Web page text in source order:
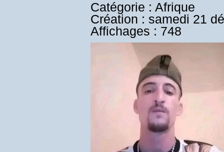
Catégorie : Afrique
Création : samedi 21
Affichages : 748